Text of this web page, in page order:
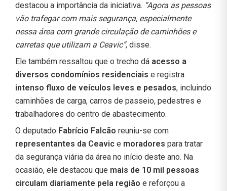
destacou a importância da iniciativa. “Agora as pessoas
vão trafegar com mais segurança, especialmente
nessa área com grande circulação de caminhões e
carretas que utilizam a Ceavic”, disse.
Ele também ressaltou que o trecho dá acesso a
diversos condomínios residenciais e registra
intenso fluxo de veículos leves e pesados, incluindo
caminhões de carga, carros de passeio, pedestres e
trabalhadores do centro de abastecimento.
O deputado Fabrício Falcão reuniu-se com
representantes da Ceavic e moradores para tratar
da segurança viária da área no início deste ano. Na
ocasião, ele destacou que mais de 10 mil pessoas
circulam diariamente pela região e reforçou a